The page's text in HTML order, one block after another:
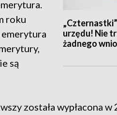
urzędu! Nie
żadnego
roku
emerytura
są
została wypłacona